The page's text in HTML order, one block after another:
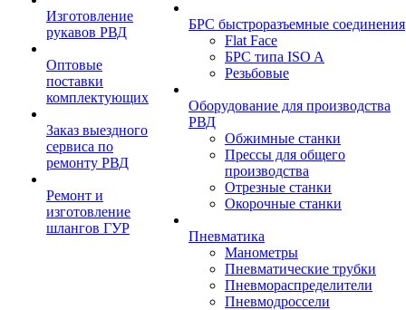
Изготовление
рукавов РВД
Оптовые
поставки
комплектующих
Заказ выездного
сервиса по
ремонту РВД
Ремонт и
изготовление
шлангов ГУР
БРС быстроразъемные соединения
Flat Face
БРС типа ISO A
Резьбовые
Оборудование для производства
РВД
Обжимные станки
Прессы для общего
производства
Отрезные станки
Окорочные станки
Пневматика
Манометры
Пневматические трубки
Пневмораспределители
Пневмодроссели